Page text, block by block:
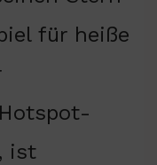
für heiße
ist